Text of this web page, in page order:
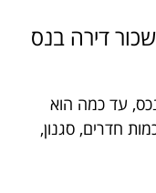
דירה בנס
עד כמה הוא
חדרים, סגנון,